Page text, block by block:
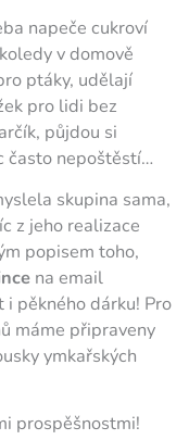
napeče cukroví
v domově
ptáky, udělají
pro lidi bez
půjdou si
často nepoštěstí…
skupina sama,
z jeho realizace
popisem toho,
na email
i pěkného dárku! Pro
máme připraveny
ymkařských
prospěšnostmi!